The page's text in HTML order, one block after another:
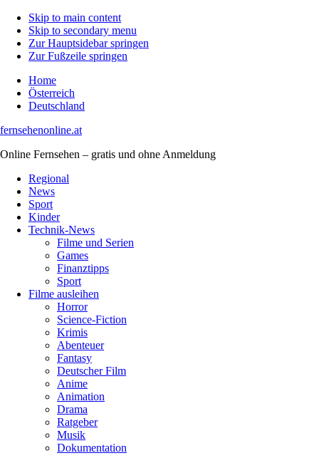
Skip to main content
Skip to secondary menu
Zur Hauptsidebar springen
Zur Fußzeile springen
Home
Österreich
Deutschland
fernsehenonline.at
Online Fernsehen – gratis und ohne Anmeldung
Regional
News
Sport
Kinder
Technik-News
Filme und Serien
Games
Finanztipps
Sport
Filme ausleihen
Horror
Science-Fiction
Krimis
Abenteuer
Fantasy
Deutscher Film
Anime
Animation
Drama
Ratgeber
Musik
Dokumentation